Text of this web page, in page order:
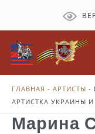
содержимому
ГЛАВНАЯ - АРТИСТЫ -
АРТИСТКА УКРАИНЫ
Марина